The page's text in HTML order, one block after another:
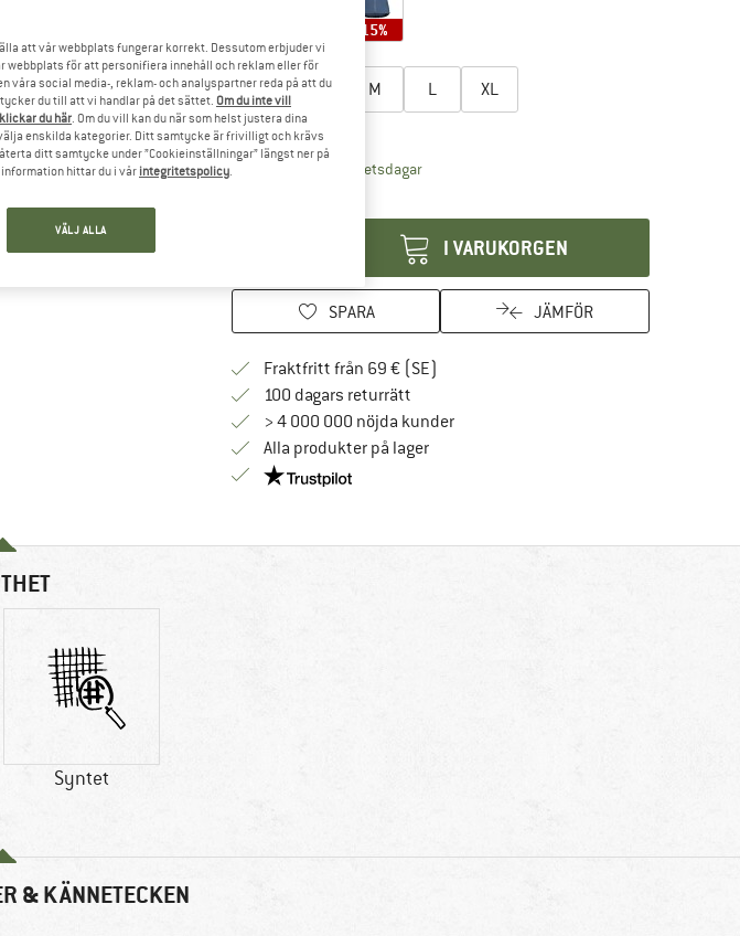
15%
Välj en storlek:
XS S M L XL
Storleksguide
Leveranstid: 4-5 arbetsdagarLänken öppnas i en inforuta och innehåller
I VARUKORGEN
SPARA JÄMFÖR
Fraktfritt från 69 € (SE)
100 dagars returrättGå till returpolicyn här Öppnas i en inforuta
> 4 000 000 nöjda kunder
Alla produkter på lager
Trust Pilot-garanti - hitta all information här!
Syntet
& KÄNNETECKEN
att vår webbplats fungerar korrekt. Dessutom erbjuder vi
webbplats för att personifiera innehåll och reklam eller för
social media-, reklam- och analyspartner reda på att du
du till att vi handlar på det sättet. Om du inte vill
du här. Om du vill kan du när som helst justera dina
enskilda kategorier. Ditt samtycke är frivilligt och krävs
ditt samtycke under ”Cookieinställningar” längst ner på
hittar du i vår integritetspolicy.
VÄLJ ALLA